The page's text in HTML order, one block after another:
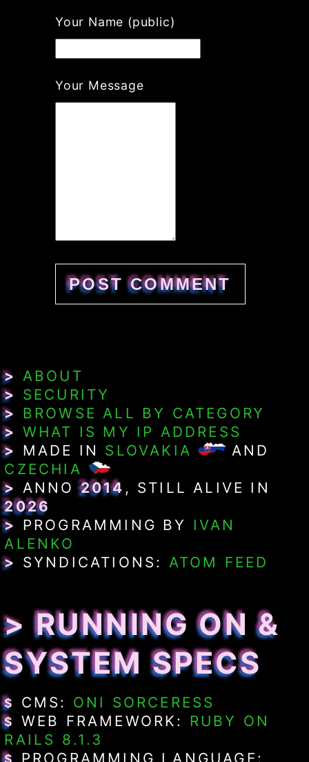
If
you
human,
Your Name (public)
Your Message
> MADE IN SLOVAKIA
AND
CZECHIA
> ANNO2014 , STILL ALIVE IN
2026
> PROGRAMMING BY IVAN
ALENKO
> SYNDICATIONS: ATOM FEED
> RUNNING ON &
SYSTEM SPECS
$ CMS: ONI SORCERESS
$ WEB FRAMEWORK: RUBY ON
RAILS 8.1.3
$ PROGRAMMING LANGUAGE:
> ABOUT
> SECURITY
> BROWSE ALL BY CATEGORY
> WHAT IS MY IP ADDRESS